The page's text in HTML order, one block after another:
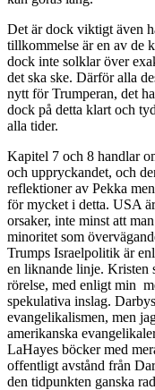
Det är dock viktigt även
tillkommelse är en av de
dock inte solklar över
det ska ske. Därför alla
nytt för Trumperan, det
dock på detta klart och
alla tider.
Kapitel 7 och 8 handlar
och uppryckandet, och
reflektioner av Pekka
för mycket i detta. USA
orsaker, inte minst att
minoritet som
Trumps Israelpolitik är
en liknande linje. Kristen
rörelse, med enligt min
spekulativa inslag.
evangelikalismen, men
amerikanska
LaHayes böcker med
offentligt avstånd från
den tidpunkten ganska